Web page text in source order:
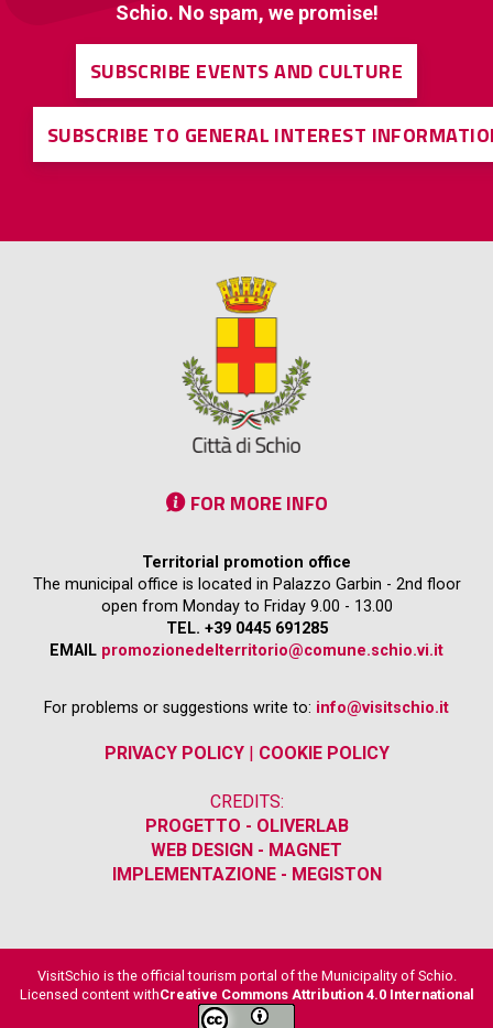
Schio. No spam, we promise!
SUBSCRIBE EVENTS AND CULTURE
SUBSCRIBE TO GENERAL INTEREST
FOR MORE INFO
Territorial promotion office
The municipal office is located in Palazzo Garbin - 2nd floor
open from Monday to Friday 9.00 - 13.00
TEL. +39 0445 691285
EMAIL promozionedelterritorio@comune.schio.vi.it
For problems or suggestions write to: info@visitschio.it
PRIVACY POLICY| COOKIE POLICY
CREDITS:
PROGETTO - OLIVERLAB
WEB DESIGN - MAGNET
IMPLEMENTAZIONE - MEGISTON
VisitSchio is the official tourism portal of the Municipality of Schio.
Licensed content withCreative Commons Attribution 4.0 International